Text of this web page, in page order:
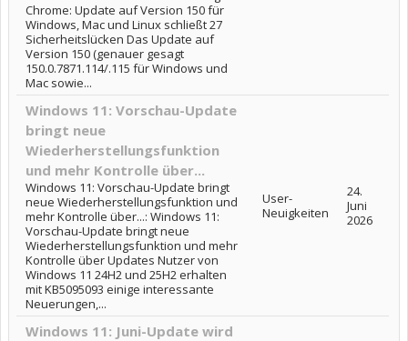
Chrome: Update auf Version 150 für
Windows, Mac und Linux schließt 27
Sicherheitslücken Das Update auf
Version 150 (genauer gesagt
150.0.7871.114/.115 für Windows und
Mac sowie...
Windows 11: Vorschau-Update
bringt neue
Wiederherstellungsfunktion
und mehr Kontrolle über...
Windows 11: Vorschau-Update bringt
neue Wiederherstellungsfunktion und
mehr Kontrolle über...: Windows 11:
Vorschau-Update bringt neue
Wiederherstellungsfunktion und mehr
Kontrolle über Updates Nutzer von
Windows 11 24H2 und 25H2 erhalten
mit KB5095093 einige interessante
Neuerungen,...
User-
Neuigkeiten
24.
Juni
2026
Windows 11: Juni-Update wird